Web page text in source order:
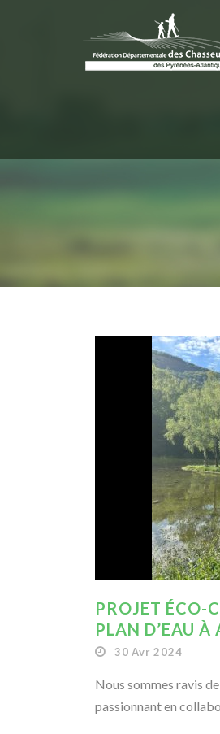
PROJET ÉCO-
PLAN D’EAU À
30 Avr 2024
Nous sommes ravis
passionnant en